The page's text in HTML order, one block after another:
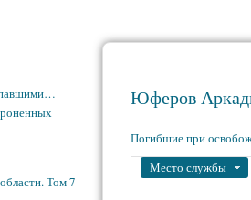
Юферов
Погибшие при
Убрать
Место службы
Том 7